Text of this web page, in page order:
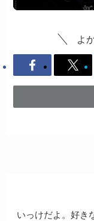
よ
いっけだよ。好き